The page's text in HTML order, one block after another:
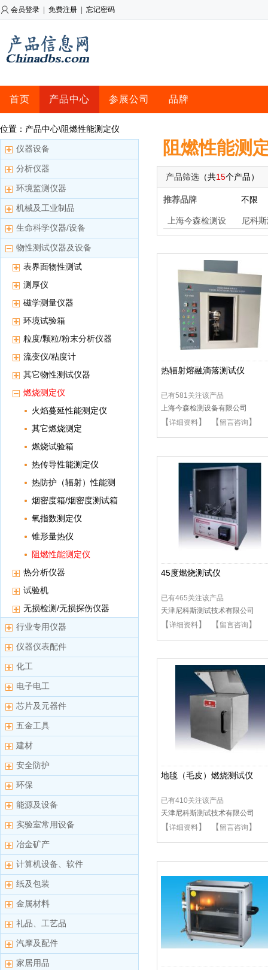
会员登录 免费注册 忘记密码
首页 产品中心 参展公司 品牌
位置：产品中心\阻燃性能测定仪
仪器设备
分析仪器
环境监测仪器
机械及工业制品
生命科学仪器/设备
物性测试仪器及设备
表界面物性测试
测厚仪
磁学测量仪器
环境试验箱
粒度/颗粒/粉末分析仪器
流变仪/粘度计
其它物性测试仪器
燃烧测定仪
火焰蔓延性能测定仪
其它燃烧测定
燃烧试验箱
热传导性能测定仪
热防护（辐射）性能测
定仪烟密度箱/烟密度测试箱
氧指数测定仪
锥形量热仪
阻燃性能测定仪
热分析仪器
试验机
无损检测/无损探伤仪器
行业专用仪器
仪器仪表配件
化工
电子电工
芯片及元器件
五金工具
建材
安全防护
环保
能源及设备
实验室常用设备
冶金矿产
计算机设备、软件
纸及包装
金属材料
礼品、工艺品
汽摩及配件
家居用品
阻燃性能测
产品筛选 （共15个产品）
推荐品牌 不限
上海今森检测设
备
尼科
热辐射熔融滴落测试仪
已有581关注该产品
上海今森检测设备有限公司
【详细资料】 【 留言咨询 】
45度燃烧测试仪
已有465关注该产品
天津尼科斯测试技术有限公司
【详细资料】 【 留言咨询 】
地毯（毛皮）燃烧测试仪
已有410关注该产品
天津尼科斯测试技术有限公司
【详细资料】 【 留言咨询 】